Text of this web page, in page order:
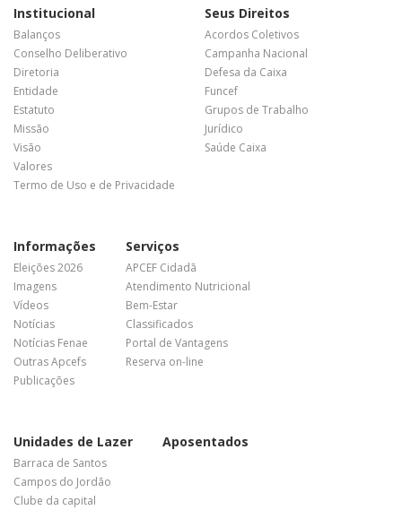
Institucional
Balanços
Conselho Deliberativo
Diretoria
Entidade
Estatuto
Missão
Visão
Valores
Termo de Uso e de Privacidade
Seus Direitos
Acordos Coletivos
Campanha Nacional
Defesa da Caixa
Funcef
Grupos de Trabalho
Jurídico
Saúde Caixa
Informações
Eleições 2026
Imagens
Vídeos
Notícias
Notícias Fenae
Outras Apcefs
Publicações
Serviços
APCEF Cidadã
Atendimento Nutricional
Bem-Estar
Classificados
Portal de Vantagens
Reserva on-line
Unidades de Lazer
Barraca de Santos
Campos do Jordão
Clube da capital
Aposentados